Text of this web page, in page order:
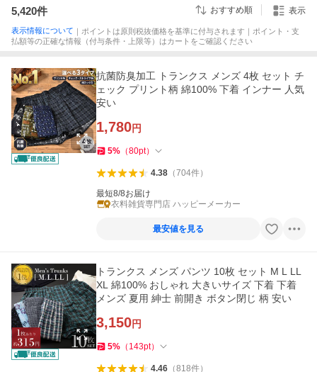
5,420件 おすすめ順 表示
表示情報について ｜ポイントは原則税抜価格を基準に付与されます｜ポイント・支
払額等の正確な情報（付与条件・上限等）はカートをご確認ください
抗菌防臭加工 トランクス メンズ 4枚 セット チ
ェック プリント柄 綿100% 下着 インナー 人気
安い
1,780円
5% （80pt）
4.38（704件）
最短8/8お届け
衣料雑貨専門店 ハッピーメーカー
最安値を見る
トランクス メンズ パンツ 10枚 セット M L LL
XL 綿100% おしゃれ 大きいサイズ 下着 下着
メンズ 夏用 紳士 前開き ボタン閉じ 柄 安い
3,150円
5% （ 143pt）
4.46（818件）